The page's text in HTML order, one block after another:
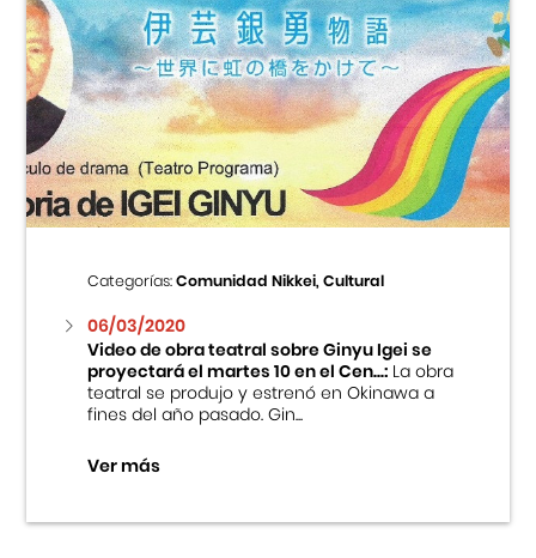
Categorías:Comunidad Nikkei, Cultural
06/03/2020
Video de obra teatral sobre Ginyu Igei se
proyectará el martes 10 en el Cen...:La obra
teatral se produjo y estrenó en Okinawa a
fines del año pasado. Gin...
Ver más